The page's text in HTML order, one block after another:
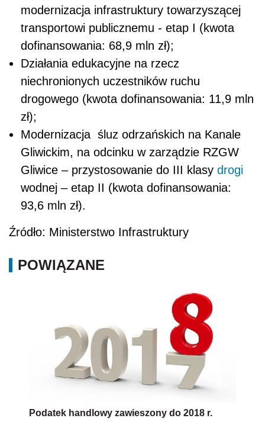
modernizacja infrastruktury towarzyszącej
transportowi publicznemu - etap I (kwota
dofinansowania: 68,9 mln zł);
Działania edukacyjne na rzecz
niechronionych uczestników ruchu
drogowego (kwota dofinansowania: 11,9 mln
zł);
Modernizacja śluz odrzańskich na Kanale
Gliwickim, na odcinku w zarządzie RZGW
Gliwice – przystosowanie do III klasy drogi
wodnej – etap II (kwota dofinansowania:
93,6 mln zł).
Źródło: Ministerstwo Infrastruktury
POWIĄZANE
Podatek handlowy zawieszony do 2018 r.